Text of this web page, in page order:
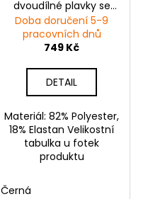
dvoudílné plavky se
zlatými řetízky
Doba doručení 5-9
pracovních dnů
749 Kč
DETAIL
Materiál: 82% Polyester,
18% Elastan Velikostní
tabulka u fotek
produktu
Černá